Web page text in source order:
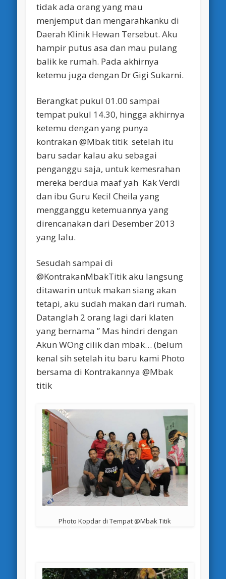
tidak ada orang yang mau
menjemput dan mengarahkanku di
Daerah Klinik Hewan Tersebut. Aku
hampir putus asa dan mau pulang
balik ke rumah. Pada akhirnya
ketemu juga dengan Dr Gigi Sukarni.
Berangkat pukul 01.00 sampai
tempat pukul 14.30, hingga akhirnya
ketemu dengan yang punya
kontrakan @Mbak titik setelah itu
baru sadar kalau aku sebagai
penganggu saja, untuk kemesrahan
mereka berdua maaf yah Kak Verdi
dan ibu Guru Kecil Cheila yang
mengganggu ketemuannya yang
direncanakan dari Desember 2013
yang lalu.
Sesudah sampai di
@KontrakanMbakTitik aku langsung
ditawarin untuk makan siang akan
tetapi, aku sudah makan dari rumah.
Datanglah 2 orang lagi dari klaten
yang bernama ” Mas hindri dengan
Akun WOng cilik dan mbak… (belum
kenal sih setelah itu baru kami Photo
bersama di Kontrakannya @Mbak
titik
Photo Kopdar di Tempat @Mbak Titik